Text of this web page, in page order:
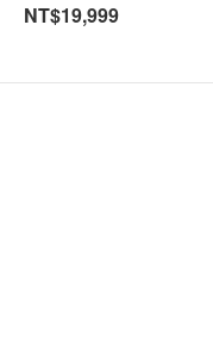
NT$19,999